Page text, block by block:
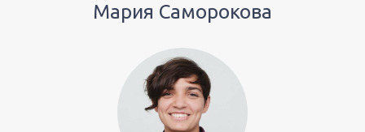
Мария Саморокова